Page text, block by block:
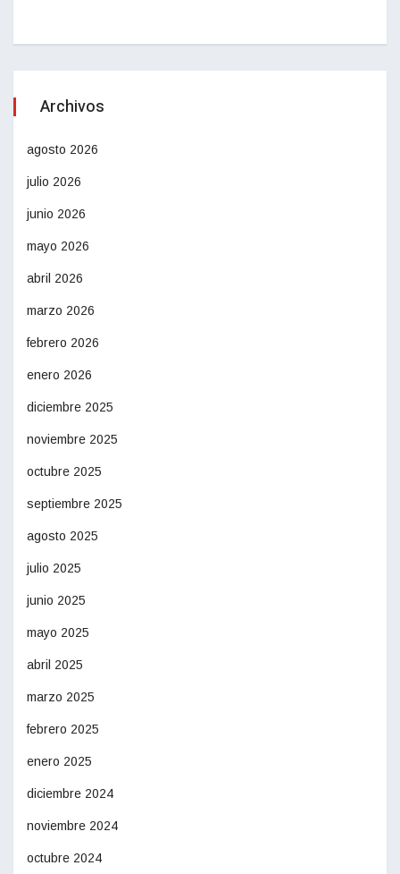
Archivos
agosto 2026
julio 2026
junio 2026
mayo 2026
abril 2026
marzo 2026
febrero 2026
enero 2026
diciembre 2025
noviembre 2025
octubre 2025
septiembre 2025
agosto 2025
julio 2025
junio 2025
mayo 2025
abril 2025
marzo 2025
febrero 2025
enero 2025
diciembre 2024
noviembre 2024
octubre 2024